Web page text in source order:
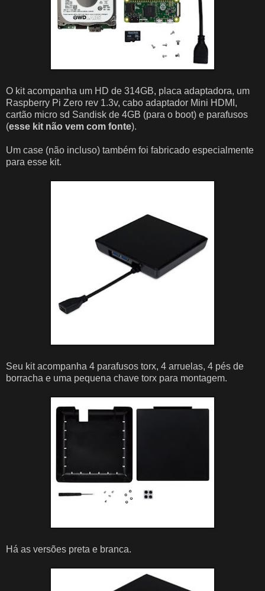
O kit acompanha um HD de 314GB, placa adaptadora, um
Raspberry Pi Zero rev 1.3v, cabo adaptador Mini HDMI,
cartão micro sd Sandisk de 4GB (para o boot) e parafusos
(esse kit não vem com fonte).
Um case (não incluso) também foi fabricado especialmente
para esse kit.
Seu kit acompanha 4 parafusos torx, 4 arruelas, 4 pés de
borracha e uma pequena chave torx para montagem.
Há as versões preta e branca.